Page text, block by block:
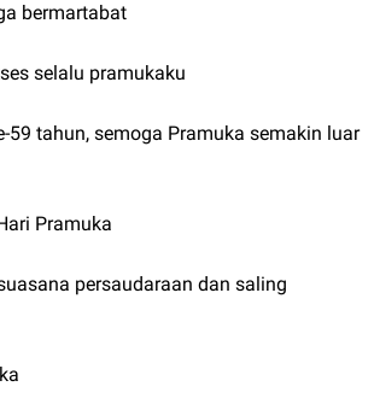
bermartabat
selalu pramukaku
tahun, semoga Pramuka semakin luar
Pramuka
persaudaraan dan saling